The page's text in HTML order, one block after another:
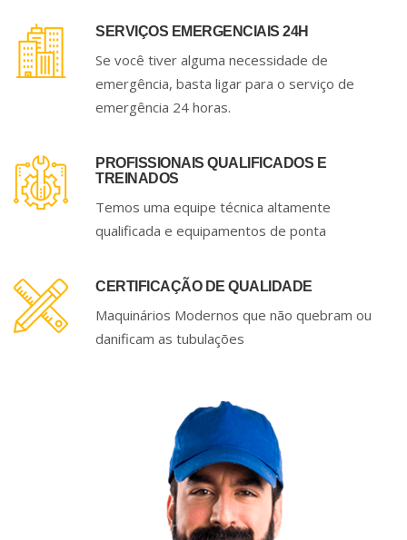
SERVIÇOS EMERGENCIAIS 24H
Se você tiver alguma necessidade de
emergência, basta ligar para o serviço de
emergência 24 horas.
PROFISSIONAIS QUALIFICADOS E
TREINADOS
Temos uma equipe técnica altamente
qualificada e equipamentos de ponta
CERTIFICAÇÃO DE QUALIDADE
Maquinários Modernos que não quebram ou
danificam as tubulações